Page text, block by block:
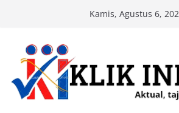
content
Kamis, Agustus 6,